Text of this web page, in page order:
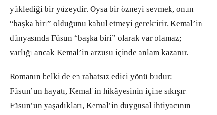
yüklediği bir yüzeydir. Oysa bir özneyi sevmek, onun
“başka biri” olduğunu kabul etmeyi gerektirir. Kemal’in
dünyasında Füsun “başka biri” olarak var olamaz;
varlığı ancak Kemal’in arzusu içinde anlam kazanır.
Romanın belki de en rahatsız edici yönü budur:
Füsun’un hayatı, Kemal’in hikâyesinin içine sıkışır.
Füsun’un yaşadıkları, Kemal’in duygusal ihtiyacının